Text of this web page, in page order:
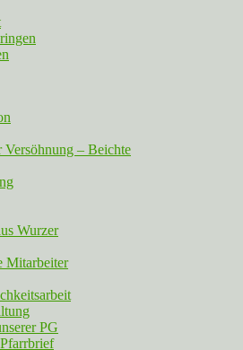
Versöhnung – Beichte
Wurzer
Mitarbeiter
PG